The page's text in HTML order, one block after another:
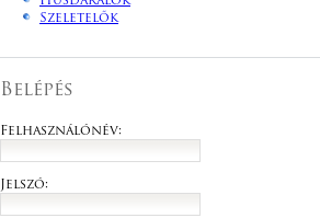
Szeletelők
Belépés
Felhasználónév:
Jelszó: